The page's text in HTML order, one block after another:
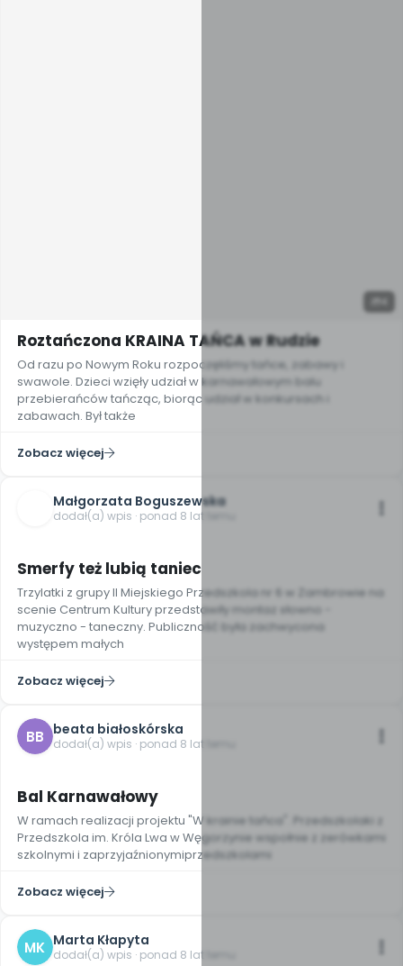
Roztańczona KRAINA TAŃCA w Rudzie
Od razu po Nowym Roku rozpoczęliśmy tańce, zabawy i
swawole. Dzieci wzięły udział w karnawałowym balu
przebierańców tańcząc, biorąc udział w konkursach i
zabawach. Był także
Zobacz więcej
Małgorzata Boguszewska
dodał(a) wpis · ponad 8 lat temu
Smerfy też lubią taniec
Trzylatki z grupy II Miejskiego Przedszkola nr 6 w Zambrowie na
scenie Centrum Kultury przedstawiły montaz słowno -
muzyczno - taneczny. Publiczność była zachwycona
występem małych
Zobacz więcej
BB beata białoskórska
dodał(a) wpis · ponad 8 lat temu
Bal Karnawałowy
W ramach realizacji projektu "W krainie tańca". Przedszkolaki z
Przedszkola im. Króla Lwa w Węgorzynie wspołnie z zerówkami
szkolnymi i zaprzyjaźnionymiprzedszkolami
Zobacz więcej
MK Marta Kłapyta
dodał(a) wpis · ponad 8 lat temu